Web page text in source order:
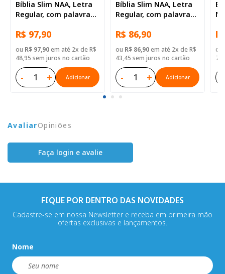
Bíblia Slim NAA, Letra
Regular, com palavras
Capa Couro Sintético
Preta
R$ 97,90
ou R$ 97,90em até 2x de R$
48,95 sem juros no cartão
- + Adicionar
Bíblia Slim NAA, Letra
Regular, com palavras
Capa Marrom
R$ 86,90
ou R$ 86,90em até 2x de R$
43,45 sem juros no cartão
- + Adicionar
ou
AvaliarOpiniões
Faça login e avalie
FIQUE POR DENTRO DAS NOVIDADES
Cadastre-se em nossa Newsletter e receba em primeira mão
ofertas exclusivas e lançamentos.
Nome